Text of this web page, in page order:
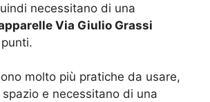
necessitano di una
Via Giulio Grassi
molto più pratiche da usare,
e necessitano di una